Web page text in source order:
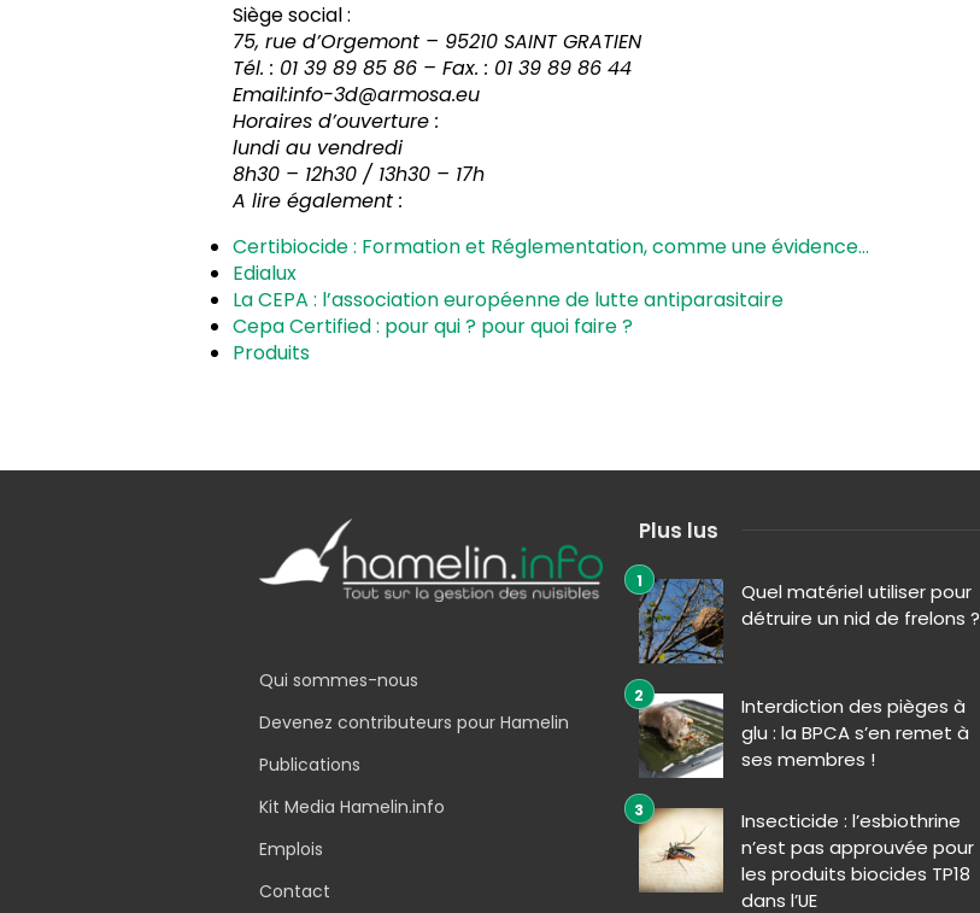
Siège social :
75, rue d’Orgemont – 95210 SAINT GRATIEN
Tél. : 01 39 89 85 86 – Fax. : 01 39 89 86 44
Email:info-3d@armosa.eu
Horaires d’ouverture :
lundi au vendredi
8h30 – 12h30 / 13h30 – 17h
A lire également :
Certibiocide : Formation et Réglementation, comme une évidence…
Edialux
La CEPA : l’association européenne de lutte antiparasitaire
Cepa Certified : pour qui ? pour quoi faire ?
Produits
Qui sommes-nous
Devenez contributeurs pour Hamelin
Publications
Kit Media Hamelin.info
Emplois
Contact
Plus lus
Quel matériel utiliser pour
détruire un nid de frelons ?
Interdiction des pièges à
glu : la BPCA s’en remet à
ses membres !
Insecticide : l’esbiothrine
n’est pas approuvée pour
les produits biocides TP18
dans l’UE